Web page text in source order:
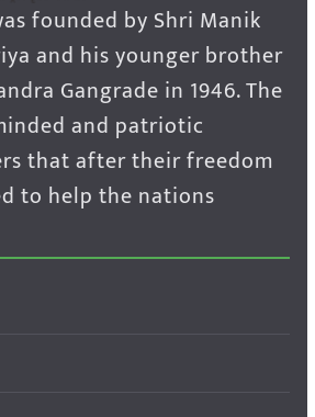
founded by Shri Manik
and his younger brother
Gangrade in 1946. The
and patriotic
that after their freedom
to help the nations